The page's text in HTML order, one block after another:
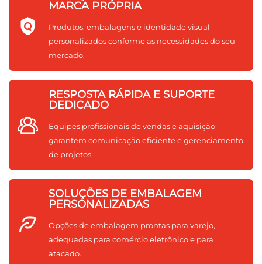
MARCA PRÓPRIA
Produtos, embalagens e identidade visual
personalizados conforme as necessidades do seu
mercado.
RESPOSTA RÁPIDA E SUPORTE
DEDICADO
Equipes profissionais de vendas e aquisição
garantem comunicação eficiente e gerenciamento
de projetos.
SOLUÇÕES DE EMBALAGEM
PERSONALIZADAS
Opções de embalagem prontas para varejo,
adequadas para comércio eletrônico e para
atacado.